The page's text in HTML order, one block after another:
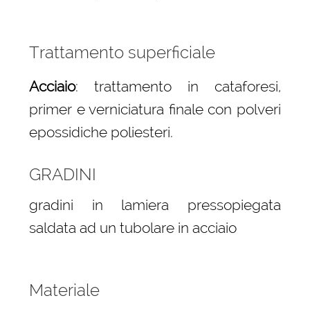
Trattamento superficiale
Acciaio: trattamento in cataforesi,
primer e verniciatura finale con polveri
epossidiche poliesteri.
GRADINI
gradini in lamiera pressopiegata
saldata ad un tubolare in acciaio
Materiale